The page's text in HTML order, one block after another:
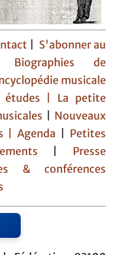
S'abonner au
Biographies de
musicale
| La petite
Nouveaux
|Agenda
Petites
Presse
& conférences